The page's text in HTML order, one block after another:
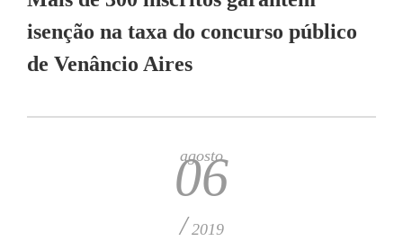
isenção na taxa do concurso público
de Venâncio Aires
agosto
06
/ 2019